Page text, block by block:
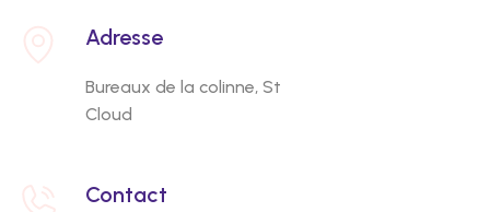
Adresse
Bureaux de la colinne, St
Cloud
Contact